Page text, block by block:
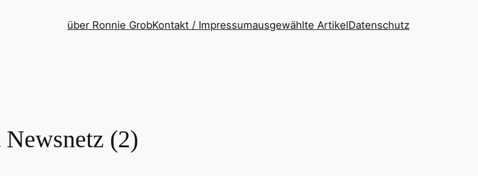
über Ronnie GrobKontakt / Impressumausgewählte ArtikelDatenschutz
(2)